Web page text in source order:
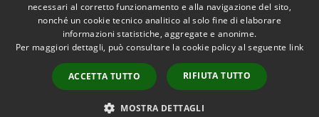
Accessibilità
Copyright © 2026 • Comune di
Tricesimo • Powered by
Municipium•
Accesso
redazione
necessari al corretto funzionamento e alla navigazione del sito,
nonché un cookie tecnico analitico al solo fine di elaborare
informazioni statistiche, aggregate e anonime.
Per maggiori dettagli, può consultare la cookie policy al seguente link
ACCETTA TUTTO RIFIUTA TUTTO
MOSTRA DETTAGLI